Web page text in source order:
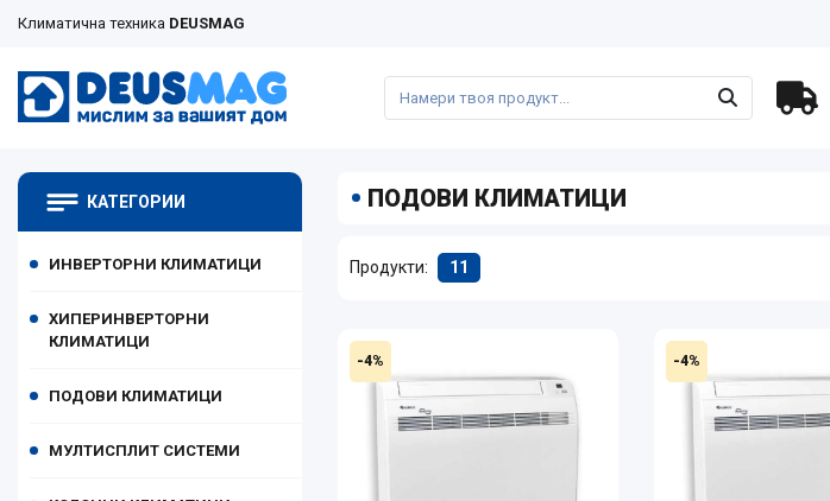
Климатична техника DEUSMAG
КАТЕГОРИИ
ИНВЕРТОРНИ КЛИМАТИЦИ
ХИПЕРИНВЕРТОРНИ
КЛИМАТИЦИ
ПОДОВИ КЛИМАТИЦИ
МУЛТИСПЛИТ СИСТЕМИ
ПОДОВИ КЛИМАТИЦИ
Продукти: 11
-4% -4%